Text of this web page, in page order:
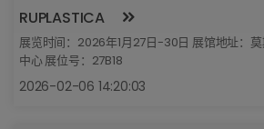
RUPLASTICA
展览时间：2026年1月27日-30日 展馆地址：
中心 展位号：27B18
2026-02-06 14:20:03